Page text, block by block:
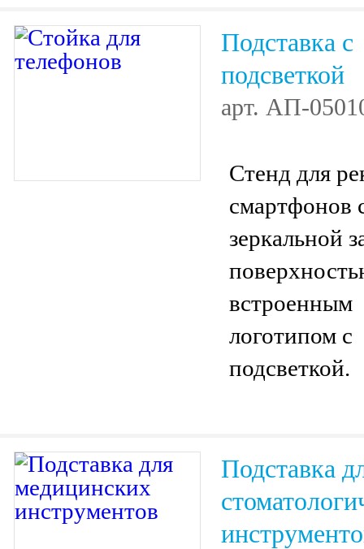
Подставка с
подсветкой
арт. АП-
Стенд для
смартфонов
зеркальной
встроенным
логотипом с
подсветкой.
Подставка